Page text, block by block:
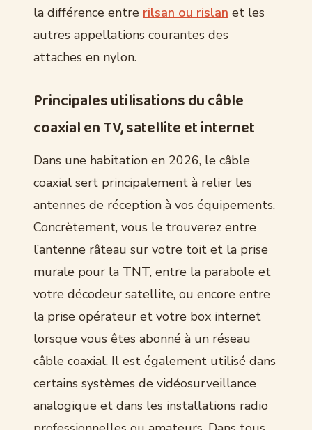
la différence entre rilsan ou rislan et les
autres appellations courantes des
attaches en nylon.
Principales utilisations du câble
coaxial en TV, satellite et internet
Dans une habitation en 2026, le câble
coaxial sert principalement à relier les
antennes de réception à vos équipements.
Concrètement, vous le trouverez entre
l’antenne râteau sur votre toit et la prise
murale pour la TNT, entre la parabole et
votre décodeur satellite, ou encore entre
la prise opérateur et votre box internet
lorsque vous êtes abonné à un réseau
câble coaxial. Il est également utilisé dans
certains systèmes de vidéosurveillance
analogique et dans les installations radio